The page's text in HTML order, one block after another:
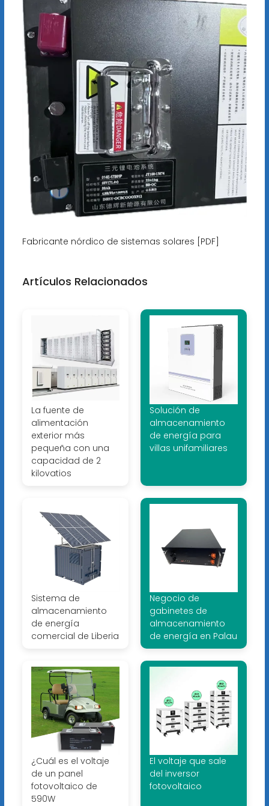
Fabricante nórdico de sistemas solares [PDF]
Artículos Relacionados
La fuente de
alimentación
exterior más
pequeña con una
capacidad de 2
kilovatios
Solución de
almacenamiento
de energía para
villas unifamiliares
Sistema de
almacenamiento
de energía
comercial de Liberia
Negocio de
gabinetes de
almacenamiento
de energía en Palau
¿Cuál es el voltaje
de un panel
fotovoltaico de
590W
El voltaje que sale
del inversor
fotovoltaico